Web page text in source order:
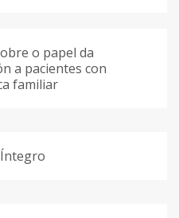
o papel da
a pacientes con
familiar